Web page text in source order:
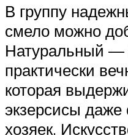
В группу
смело можно
Натуральный —
практически
которая
экзерсисы
хозяек.